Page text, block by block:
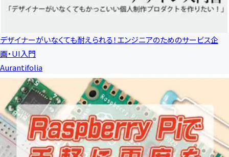
デザイナーがいなくても耐えられる！エンジニアのためのサービス企
画・UI入門
Aurantifolia